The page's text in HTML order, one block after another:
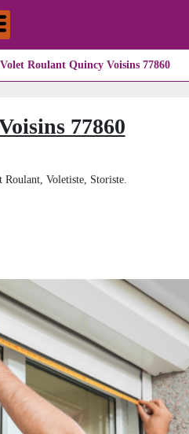
Roulant Quincy Voisins 77860
77860
Roulant, Voletiste, Storiste.